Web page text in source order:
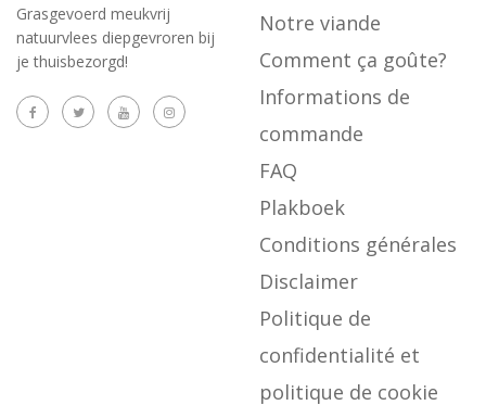
Grasgevoerd meukvrij
natuurvlees diepgevroren bij
je thuisbezorgd!
Notre viande
Comment ça goûte?
Informations de
commande
FAQ
Plakboek
Conditions générales
Disclaimer
Politique de
confidentialité et
politique de cookie